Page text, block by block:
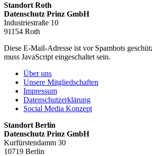
Standort Roth
Datenschutz Prinz GmbH
Industriestraße 10
91154 Roth
Diese E-Mail-Adresse ist vor Spambots
muss JavaScript eingeschaltet sein.
Über uns
Unsere Mitgliedschaften
Impressum
Datenschutzerklärung
Social Media Konzept
Standort Berlin
Datenschutz Prinz GmbH
Kurfürstendamm 30
10719 Berlin